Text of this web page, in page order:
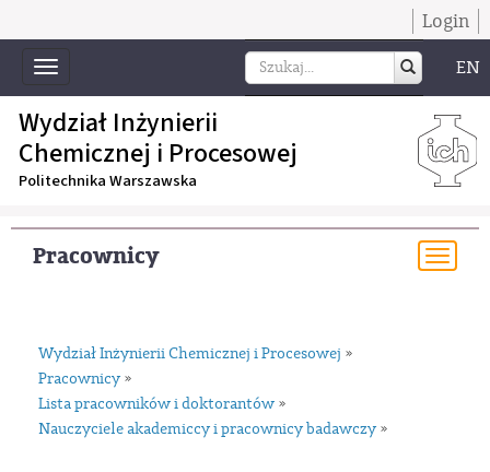
Login
Toggle
navigation
EN
Wydział Inżynierii
Chemicznej i Procesowej
Politechnika Warszawska
Pracownicy
Wydział Inżynierii Chemicznej i Procesowej »
Pracownicy »
Lista pracowników i doktorantów »
Nauczyciele akademiccy i pracownicy badawczy »